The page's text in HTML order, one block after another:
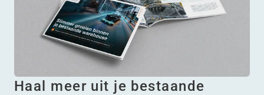
Haal meer uit je bestaande